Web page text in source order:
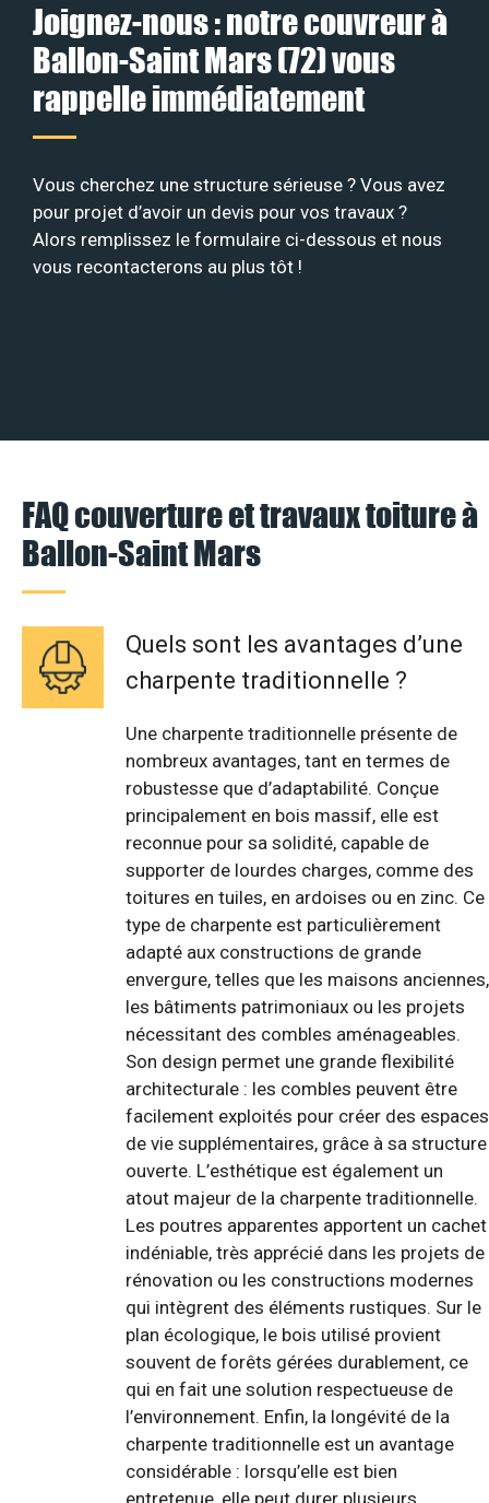
Joignez-nous : notre couvreur à
Ballon-Saint Mars (72) vous
rappelle immédiatement
Vous cherchez une structure sérieuse ? Vous avez
pour projet d’avoir un devis pour vos travaux ?
Alors remplissez le formulaire ci-dessous et nous
vous recontacterons au plus tôt !
FAQ couverture et travaux toiture à
Ballon-Saint Mars
Quels sont les avantages d’une
charpente traditionnelle ?
Une charpente traditionnelle présente de
nombreux avantages, tant en termes de
robustesse que d’adaptabilité. Conçue
principalement en bois massif, elle est
reconnue pour sa solidité, capable de
supporter de lourdes charges, comme des
toitures en tuiles, en ardoises ou en zinc. Ce
type de charpente est particulièrement
adapté aux constructions de grande
envergure, telles que les maisons anciennes,
les bâtiments patrimoniaux ou les projets
nécessitant des combles aménageables.
Son design permet une grande flexibilité
architecturale : les combles peuvent être
facilement exploités pour créer des espaces
de vie supplémentaires, grâce à sa structure
ouverte. L’esthétique est également un
atout majeur de la charpente traditionnelle.
Les poutres apparentes apportent un cachet
indéniable, très apprécié dans les projets de
rénovation ou les constructions modernes
qui intègrent des éléments rustiques. Sur le
plan écologique, le bois utilisé provient
souvent de forêts gérées durablement, ce
qui en fait une solution respectueuse de
l’environnement. Enfin, la longévité de la
charpente traditionnelle est un avantage
considérable : lorsqu’elle est bien
entretenue, elle peut durer plusieurs